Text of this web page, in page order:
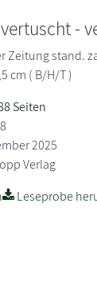
-
Zeitung stand.
cm ( B/H/T )
Seiten
2025
Verlag
Leseprobe